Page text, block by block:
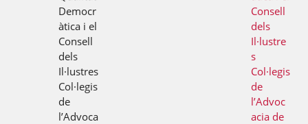
Democr
àtica i el
Consell
dels
Il·lustres
Col·legis
de
l’Advoca
Consell
dels
Il·lustre
s
Col·legis
de
l’Advoc
acia de